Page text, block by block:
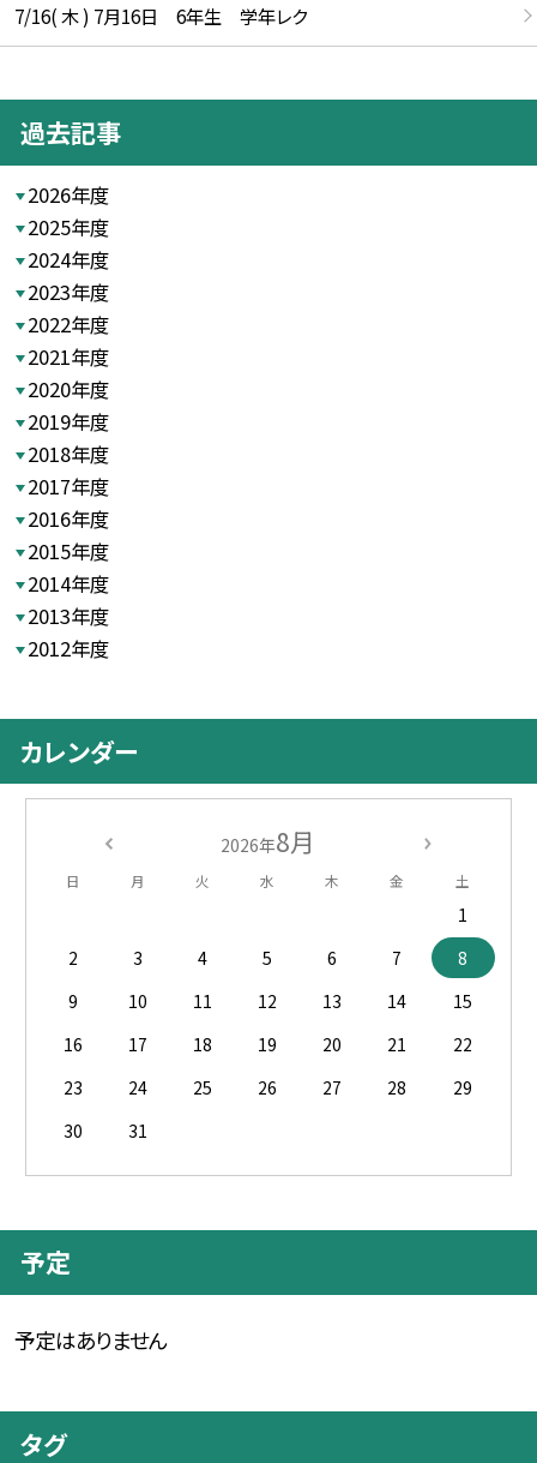
7/16( 木 ) 7月16日 6年生 学年レク
過去記事
2026年度
2025年度
2024年度
2023年度
2022年度
2021年度
2020年度
2019年度
2018年度
2017年度
2016年度
2015年度
2014年度
2013年度
2012年度
カレンダー
2026年8月
日 月 火 水 木 金 土
1
2
3 4 5 6 7
8
9
10 11 12 13 14
15
16
17 18 19 20 21
22
23
24 25 26 27 28
29
30
31
予定
予定はありません
タグ